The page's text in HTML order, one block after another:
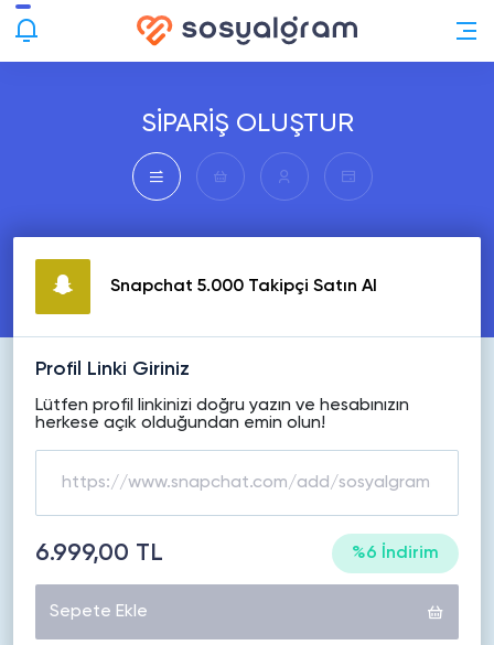
SİPARİŞ OLUŞTUR
Snapchat 5.000 Takipçi Satın Al
Profil Linki Giriniz
Lütfen profil linkinizi doğru yazın ve hesabınızın
herkese açık olduğundan emin olun!
6.999,00 TL %6 İndirim
Sepete Ekle